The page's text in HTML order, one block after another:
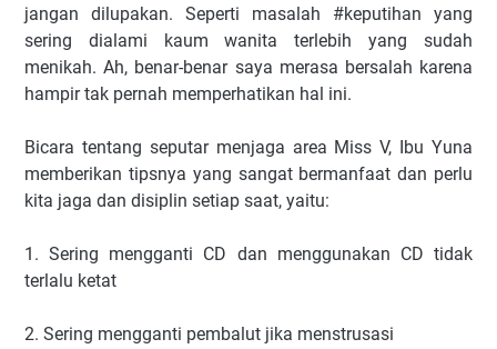
jangan dilupakan. Seperti masalah #keputihan yang
sering dialami kaum wanita terlebih yang sudah
menikah. Ah, benar-benar saya merasa bersalah karena
hampir tak pernah memperhatikan hal ini.
Bicara tentang seputar menjaga area Miss V, Ibu Yuna
memberikan tipsnya yang sangat bermanfaat dan perlu
kita jaga dan disiplin setiap saat, yaitu:
1. Sering mengganti CD dan menggunakan CD tidak
terlalu ketat
2. Sering mengganti pembalut jika menstrusasi